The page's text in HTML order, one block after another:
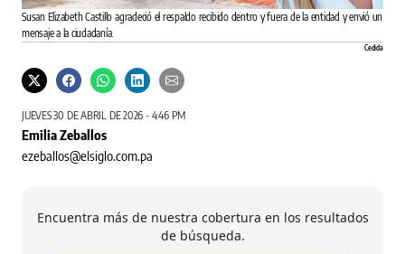
Susan Elizabeth Castillo agradeció el respaldo recibido dentro y fuera de la entidad y envió un
mensaje a la ciudadanía.
Cedida
JUEVES 30 DE ABRIL DE 2026 - 4:46 PM
Emilia Zeballos
ezeballos@elsiglo.com.pa
Encuentra más de nuestra cobertura en los resultados
de búsqueda.